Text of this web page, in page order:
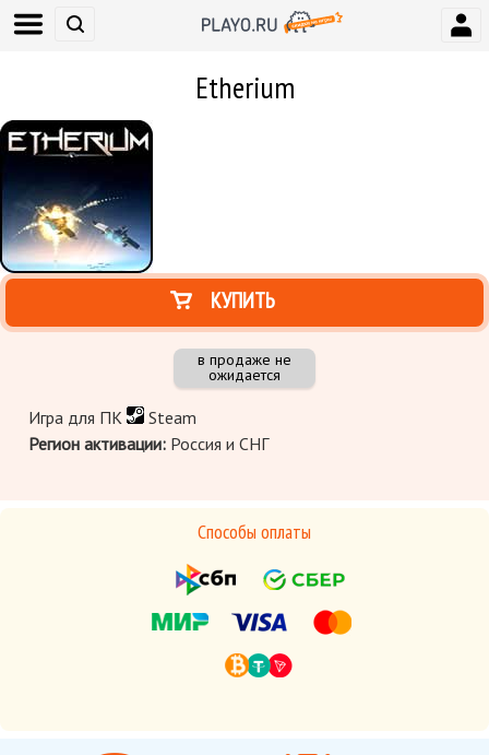
Etherium
КУПИТЬ
в продаже не
ожидается
Игра для ПК
Steam
Регион активации: Россия и СНГ
Способы оплаты